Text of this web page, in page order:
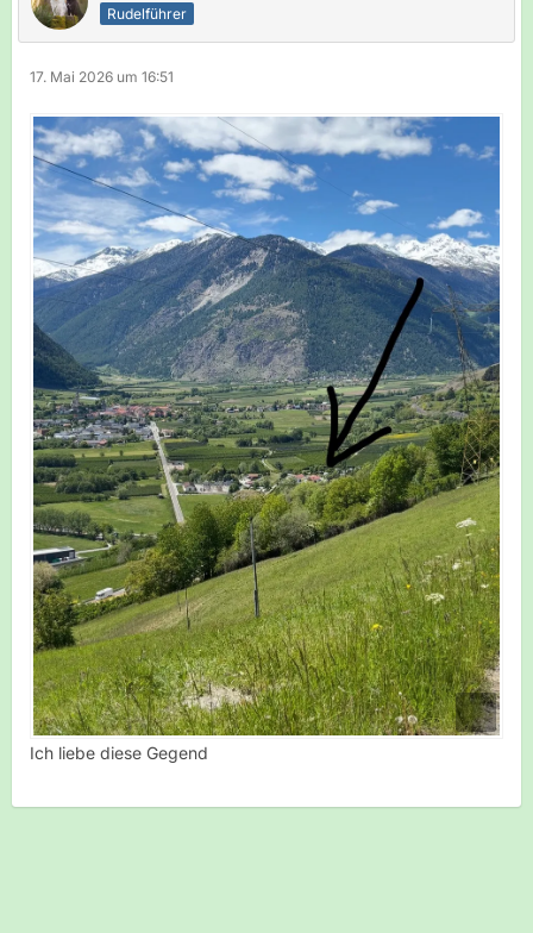
Rudelführer
17. Mai 2026 um 16:51
Ich liebe diese Gegend